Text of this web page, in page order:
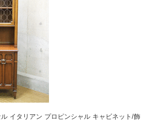
ル イタリアン プロピンシャル キャビネット/飾